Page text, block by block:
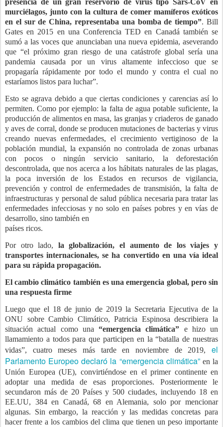
presencia de un gran reservorio de virus tipo Sars-CoV en
murciélagos, junto con la cultura de comer mamíferos exóticos
en el sur de China, representaba una bomba de tiempo”. Bill
Gates en 2015 en una Conferencia TED en Canadá también se
sumó a las voces que anunciaban una nueva epidemia, aseverando
que “el próximo gran riesgo de una catástrofe global sería una
pandemia causada por un virus altamente infeccioso que se
propagaría rápidamente por todo el mundo y contra el cual no
estaríamos listos para luchar”.
Esto se agrava debido a que ciertas condiciones y carencias así lo
permiten. Como por ejemplo: la falta de agua potable suficiente, la
producción de alimentos en masa, las granjas y criaderos de ganado
y aves de corral, donde se producen mutaciones de bacterias y virus
creando nuevas enfermedades, el crecimiento vertiginoso de la
población mundial, la expansión no controlada de zonas urbanas
con pocos o ningún servicio sanitario, la deforestación
descontrolada, que nos acerca a los hábitats naturales de las plagas,
la poca inversión de los Estados en recursos de vigilancia,
prevención y control de enfermedades de transmisión, la falta de
infraestructuras y personal de salud pública necesaria para tratar las
enfermedades infecciosas y no solo en países pobres y en vías de
desarrollo, sino también en
países ricos.
Por otro lado, la globalización, el aumento de los viajes y
transportes internacionales, se ha convertido en una vía ideal
para su rápida propagación.
El cambio climático también es una emergencia global, pero sin
una respuesta firme
Luego que el 18 de junio de 2019 la Secretaria Ejecutiva de la
ONU sobre Cambio Climático, Patricia Espinosa describiera la
situación actual como una “emergencia climática” e hizo un
llamamiento a todos para que participen en la “batalla de nuestras
vidas”, cuatro meses más tarde en noviembre de 2019, el
Parlamento Europeo declaró la “emergencia climática” en la
Unión Europea (UE), convirtiéndose en el primer continente en
adoptar una medida de esas proporciones. Posteriormente le
secundaron más de 20 Países y 500 ciudades, incluyendo 18 en
EE.UU, 384 en Canadá, 68 en Alemania, solo por mencionar
algunas. Sin embargo, la reacción y las medidas concretas para
hacer frente a los cambios del clima que tienen un peso importante